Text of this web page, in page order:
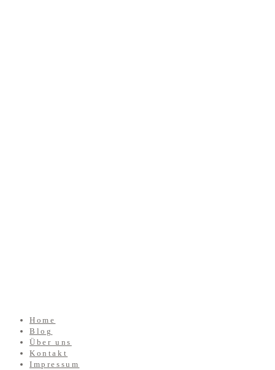
Home
Blog
Über uns
Kontakt
Impressum